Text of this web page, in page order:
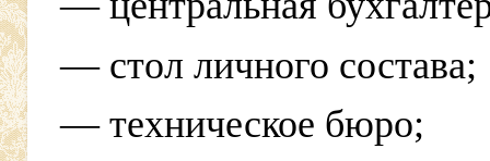
— стол личного состава;
— техническое бюро;